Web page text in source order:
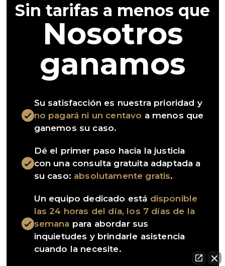
Sin tarifas a menos que
Nosotros
ganamos
Su satisfacción es nuestra prioridad y
no pagará ni un centavo a menos que
ganemos su caso.
Dé el primer paso hacia la justicia
con una consulta gratuita adaptada a
su caso: absolutamente gratis.
Un equipo dedicado está disponible
las 24 horas del día, los 7 días de la
semana para abordar sus
inquietudes y brindarle asistencia
cuando la necesite.